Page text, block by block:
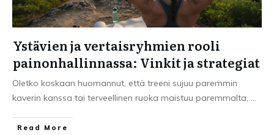
Ystävien ja vertaisryhmien rooli
painonhallinnassa: Vinkit ja strategiat
Oletko koskaan huomannut, että treeni sujuu paremmin
kaverin kanssa tai terveellinen ruoka maistuu paremmalta, ...
Read More